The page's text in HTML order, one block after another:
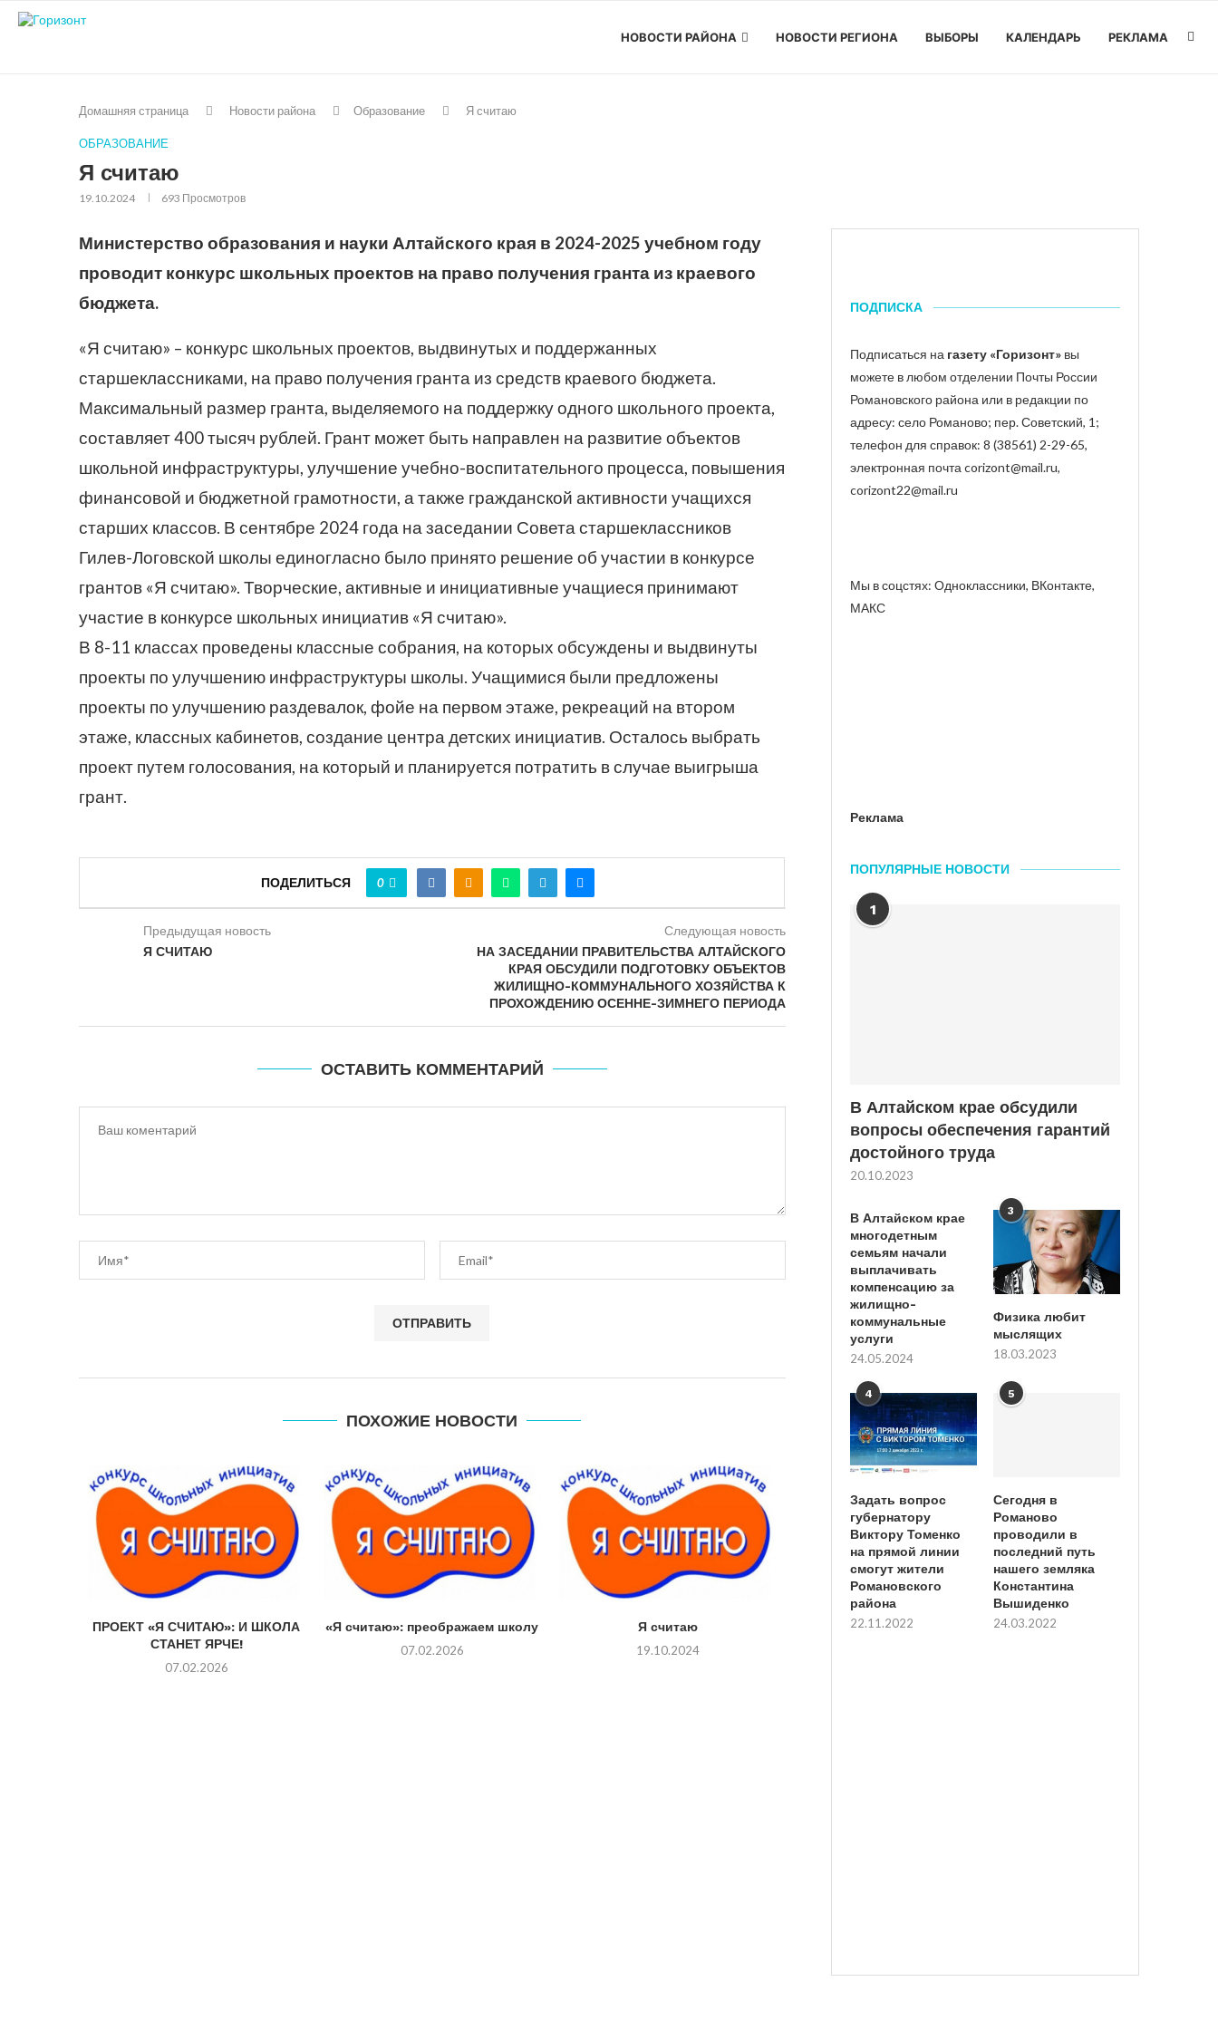
НОВОСТИ РАЙОНА НОВОСТИ РЕГИОНА ВЫБОРЫ КАЛЕНДАРЬ РЕКЛАМА
Домашняя страница Новости района Образование Я считаю
ОБРАЗОВАНИЕ
Я считаю
19.10.2024 693 Просмотров
Министерство образования и науки Алтайского края в 2024-2025 учебном году
проводит конкурс школьных проектов на право получения гранта из краевого
бюджета.
«Я считаю» – конкурс школьных проектов, выдвинутых и поддержанных
старшеклассниками, на право получения гранта из средств краевого бюджета.
Максимальный размер гранта, выделяемого на поддержку одного школьного проекта,
составляет 400 тысяч рублей. Грант может быть направлен на развитие объектов
школьной инфраструктуры, улучшение учебно-воспитательного процесса, повышения
финансовой и бюджетной грамотности, а также гражданской активности учащихся
старших классов. В сентябре 2024 года на заседании Совета старшеклассников
Гилев-Логовской школы единогласно было принято решение об участии в конкурсе
грантов «Я считаю». Творческие, активные и инициативные учащиеся принимают
участие в конкурсе школьных инициатив «Я считаю».
В 8-11 классах проведены классные собрания, на которых обсуждены и выдвинуты
проекты по улучшению инфраструктуры школы. Учащимися были предложены
проекты по улучшению раздевалок, фойе на первом этаже, рекреаций на втором
этаже, классных кабинетов, создание центра детских инициатив. Осталось выбрать
проект путем голосования, на который и планируется потратить в случае выигрыша
грант.
ПОДЕЛИТЬСЯ 0
Предыдущая новость
Я СЧИТАЮ
Следующая новость
НА ЗАСЕДАНИИ ПРАВИТЕЛЬСТВА АЛТАЙСКОГО
КРАЯ ОБСУДИЛИ ПОДГОТОВКУ ОБЪЕКТОВ
ЖИЛИЩНО-КОММУНАЛЬНОГО ХОЗЯЙСТВА К
ПРОХОЖДЕНИЮ ОСЕННЕ-ЗИМНЕГО ПЕРИОДА
ОСТАВИТЬ КОММЕНТАРИЙ
ПОХОЖИЕ НОВОСТИ
ПРОЕКТ «Я СЧИТАЮ»: И ШКОЛА
СТАНЕТ ЯРЧЕ!
07.02.2026
«Я считаю»: преображаем школу
07.02.2026
Я считаю
19.10.2024
ПОДПИСКА
Подписаться на газету «Горизонт» вы
можете в любом отделении Почты России
Романовского района или в редакции по
адресу: село Романово; пер. Советский, 1;
телефон для справок: 8 (38561) 2-29-65,
электронная почта corizont@mail.ru,
corizont22@mail.ru
Мы в соцстях: Одноклассники, ВКонтакте,
МАКС
Реклама
ПОПУЛЯРНЫЕ НОВОСТИ
1
В Алтайском крае обсудили
вопросы обеспечения гарантий
достойного труда
20.10.2023
В Алтайском крае
многодетным
семьям начали
выплачивать
компенсацию за
жилищно-
коммунальные
услуги
24.05.2024
3
Физика любит
мыслящих
18.03.2023
4
Задать вопрос
губернатору
Виктору Томенко
на прямой линии
смогут жители
Романовского
района
22.11.2022
5
Сегодня в
Романово
проводили в
последний путь
нашего земляка
Константина
Вышиденко
24.03.2022